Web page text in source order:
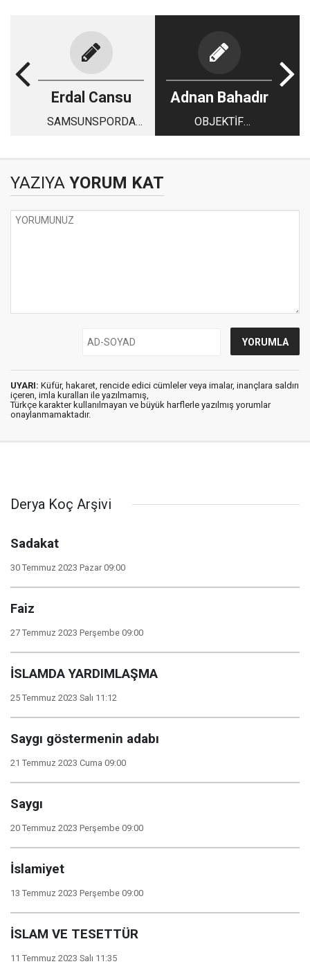
Erdal Cansu
SAMSUNSPORDA
Adnan Bahadır
OBJEKTİF
DEĞERLENDİRMEK
YAZIYA YORUM KAT
UYARI: Küfür, hakaret, rencide edici cümleler veya imalar, inançlara saldırı
içeren, imla kuralları ile yazılmamış,
Türkçe karakter kullanılmayan ve büyük harflerle yazılmış yorumlar
onaylanmamaktadır.
Derya Koç Arşivi
Sadakat
30 Temmuz 2023 Pazar 09:00
Faiz
27 Temmuz 2023 Perşembe 09:00
İSLAMDA YARDIMLAŞMA
25 Temmuz 2023 Salı 11:12
Saygı göstermenin adabı
21 Temmuz 2023 Cuma 09:00
Saygı
20 Temmuz 2023 Perşembe 09:00
İslamiyet
13 Temmuz 2023 Perşembe 09:00
İSLAM VE TESETTÜR
11 Temmuz 2023 Salı 11:35